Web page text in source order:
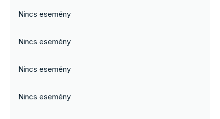
Nincs esemény
Nincs esemény
Nincs esemény
Nincs esemény